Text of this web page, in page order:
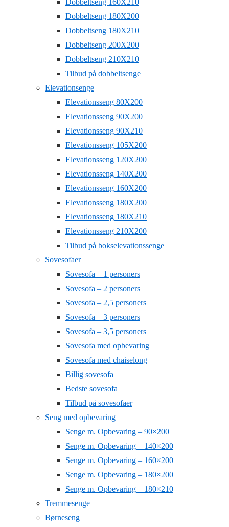
Dobbeltseng 160X210
Dobbeltseng 180X200
Dobbeltseng 180X210
Dobbeltseng 200X200
Dobbeltseng 210X210
Tilbud på dobbeltsenge
Elevationsenge
Elevationsseng 80X200
Elevationsseng 90X200
Elevationsseng 90X210
Elevationsseng 105X200
Elevationsseng 120X200
Elevationsseng 140X200
Elevationsseng 160X200
Elevationsseng 180X200
Elevationsseng 180X210
Elevationsseng 210X200
Tilbud på bokselevationssenge
Sovesofaer
Sovesofa – 1 personers
Sovesofa – 2 personers
Sovesofa – 2,5 personers
Sovesofa – 3 personers
Sovesofa – 3,5 personers
Sovesofa med opbevaring
Sovesofa med chaiselong
Billig sovesofa
Bedste sovesofa
Tilbud på sovesofaer
Seng med opbevaring
Senge m. Opbevaring – 90×200
Senge m. Opbevaring – 140×200
Senge m. Opbevaring – 160×200
Senge m. Opbevaring – 180×200
Senge m. Opbevaring – 180×210
Tremmesenge
Børneseng